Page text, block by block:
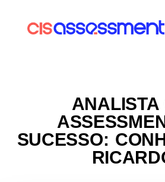
ANALISTA
SUCESSO: